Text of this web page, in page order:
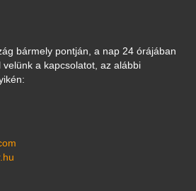
bármely pontján, a nap 24 órájában
a kapcsolatot, az alábbi